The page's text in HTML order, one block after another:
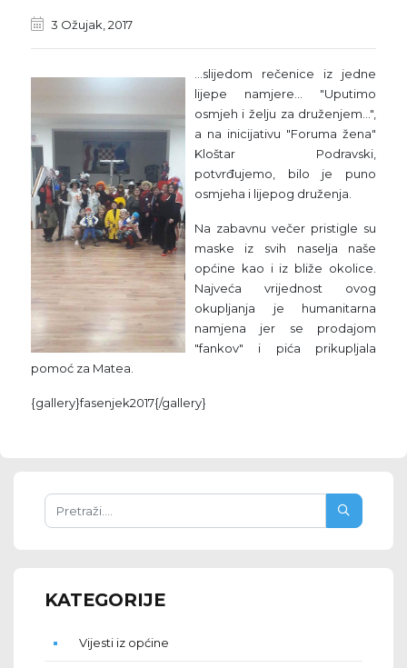
3 Ožujak, 2017
...slijedom rečenice iz jedne
lijepe namjere... "Uputimo
osmjeh i želju za druženjem...",
a na inicijativu "Foruma žena"
Kloštar Podravski,
potvrđujemo, bilo je puno
osmjeha i lijepog druženja.
Na zabavnu večer pristigle su
maske iz svih naselja naše
općine kao i iz bliže okolice.
Najveća vrijednost ovog
okupljanja je humanitarna
namjena jer se prodajom
"fankov" i pića prikupljala
pomoć za Matea.
{gallery}fasenjek2017{/gallery}
KATEGORIJE
Vijesti iz općine